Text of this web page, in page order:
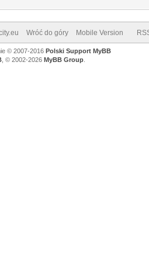
Wróć do góry Mobile Version
© 2007-2016 Polski Support MyBB
, © 2002-2026 MyBB Group.